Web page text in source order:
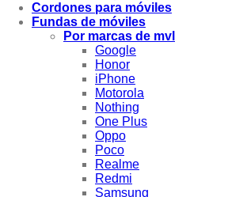
Cordones para móviles
Fundas de móviles
Por marcas de mvl
Google
Honor
iPhone
Motorola
Nothing
One Plus
Oppo
Poco
Realme
Redmi
Samsung